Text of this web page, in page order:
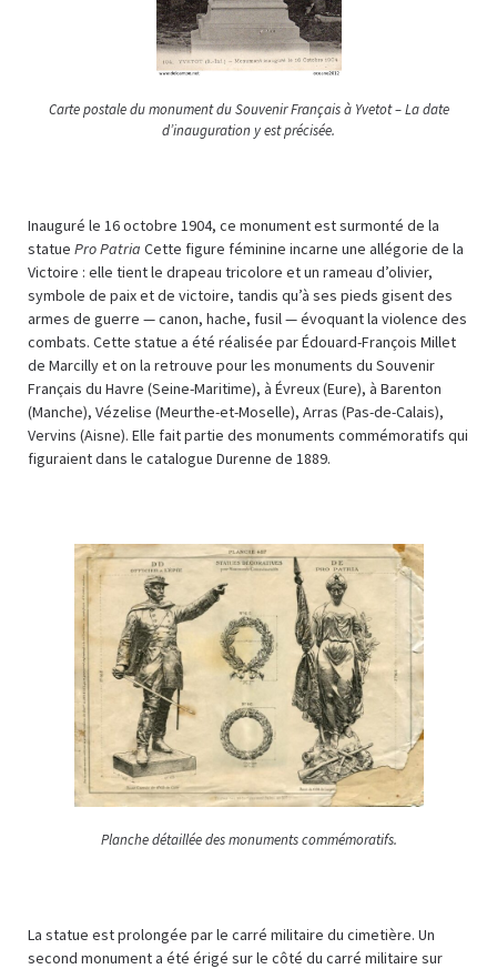
Carte postale du monument du Souvenir Français à Yvetot – La date
d’inauguration y est précisée.
Inauguré le 16 octobre 1904, ce monument est surmonté de la
statue Pro Patria Cette figure féminine incarne une allégorie de la
Victoire : elle tient le drapeau tricolore et un rameau d’olivier,
symbole de paix et de victoire, tandis qu’à ses pieds gisent des
armes de guerre — canon, hache, fusil — évoquant la violence des
combats. Cette statue a été réalisée par Édouard-François Millet
de Marcilly et on la retrouve pour les monuments du Souvenir
Français du Havre (Seine-Maritime), à Évreux (Eure), à Barenton
(Manche), Vézelise (Meurthe-et-Moselle), Arras (Pas-de-Calais),
Vervins (Aisne). Elle fait partie des monuments commémoratifs qui
figuraient dans le catalogue Durenne de 1889.
Planche détaillée des monuments commémoratifs.
La statue est prolongée par le carré militaire du cimetière. Un
second monument a été érigé sur le côté du carré militaire sur